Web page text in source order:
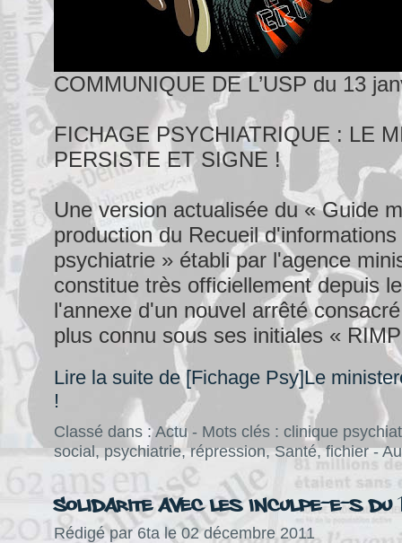
COMMUNIQUE DE L’USP du 13
FICHAGE PSYCHIATRIQUE : LE
PERSISTE ET SIGNE !
Une version actualisée du « Guide
production du Recueil
psychiatrie » établi par l'agence
constitue très officiellement depuis
l'annexe d'un nouvel arrêté
plus connu sous ses initiales «
Lire la suite de [Fichage Psy]Le
!
Classé dans :Actu- Mots clés : clinique
social, psychiatrie,répression,Santé,fichier-
Solidarite avec les inculpe-e-s du
Rédigé par 6ta le 02 décembre 2011